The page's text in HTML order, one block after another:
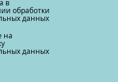
в
обработки
данных
на
данных